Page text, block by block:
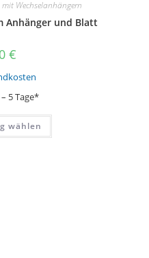
mit Wechselanhängern
Anhänger und Blatt
€
5 Tage*
wählen
Dieses
weist